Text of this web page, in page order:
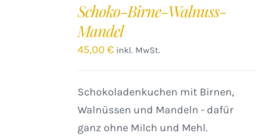
Schoko-Birne-Walnuss-
Mandel
45,00€ inkl. MwSt.
Schokoladenkuchen mit Birnen,
Walnüssen und Mandeln - dafür
ganz ohne Milch und Mehl.